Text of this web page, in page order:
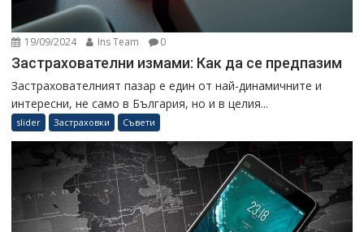
19/09/2024 Ins Team 0
Застрахователни измами: Как да се предпазим
Застрахователният пазар е един от най-динамичните и
интересни, не само в България, но и в целия...
slider Застраховки Съвети